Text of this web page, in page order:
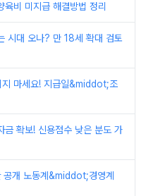
비 미지급 해결방법 정리
시대 오나? 만 18세 확대 검토
지 마세요! 지급일&middot;조
금 확보! 신용점수 낮은 분도 가
개 노동계&middot;경영계